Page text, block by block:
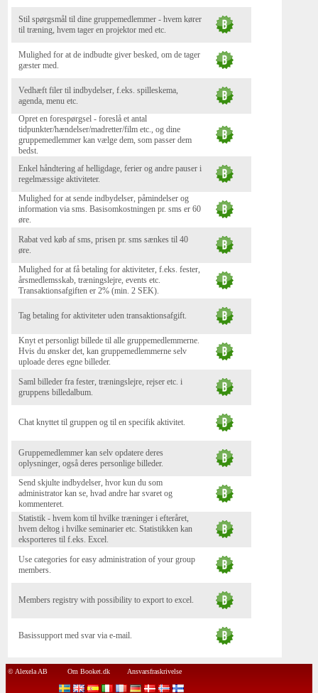
Stil spørgsmål til dine gruppemedlemmer - hvem kører
til træning, hvem tager en projektor med etc.
Mulighed for at de indbudte giver besked, om de tager
gæster med.
Vedhæft filer til indbydelser, f.eks. spilleskema,
agenda, menu etc.
Opret en forespørgsel - foreslå et antal
tidpunkter/hændelser/madretter/film etc., og dine
gruppemedlemmer kan vælge dem, som passer dem
bedst.
Enkel håndtering af helligdage, ferier og andre pauser i
regelmæssige aktiviteter.
Mulighed for at sende indbydelser, påmindelser og
information via sms. Basisomkostningen pr. sms er 60
øre.
Rabat ved køb af sms, prisen pr. sms sænkes til 40
øre.
Mulighed for at få betaling for aktiviteter, f.eks. fester,
årsmedlemsskab, træningslejre, events etc.
Transaktionsafgiften er 2% (min. 2 SEK).
Tag betaling for aktiviteter uden transaktionsafgift.
Knyt et personligt billede til alle gruppemedlemmerne.
Hvis du ønsker det, kan gruppemedlemmerne selv
uploade deres egne billeder.
Saml billeder fra fester, træningslejre, rejser etc. i
gruppens billedalbum.
Chat knyttet til gruppen og til en specifik aktivitet.
Gruppemedlemmer kan selv opdatere deres
oplysninger, også deres personlige billeder.
Send skjulte indbydelser, hvor kun du som
administrator kan se, hvad andre har svaret og
kommenteret.
Statistik - hvem kom til hvilke træninger i efteråret,
hvem deltog i hvilke seminarier etc. Statistikken kan
eksporteres til f.eks. Excel.
Use categories for easy administration of your group
members.
Members registry with possibility to export to excel.
Basissupport med svar via e-mail.
© Alexela AB Om Booket.dk Ansvarsfraskrivelse